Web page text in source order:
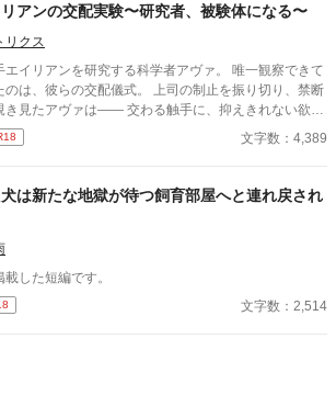
アンの交配実験〜研究者、被験体になる〜
リクス
エイリアンを研究する科学者アヴァ。 唯一観察できて
のは、彼らの交配儀式。 上司の制止を振り切り、禁断
き見たアヴァは―― 交わる触手に、抑えきれない欲望
「私も……私も交配したい」 太く長い触手が、体の奥
入してくる。 研究者が、快楽の実験体になる夜。
文字数：4,389
は新たな地獄が待つ飼育部屋へと連れ戻され
した短編です。
文字数：2,514